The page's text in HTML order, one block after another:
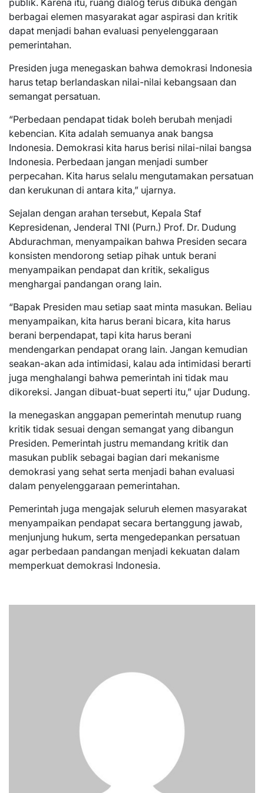
publik. Karena itu, ruang dialog terus dibuka dengan
berbagai elemen masyarakat agar aspirasi dan kritik
dapat menjadi bahan evaluasi penyelenggaraan
pemerintahan.
Presiden juga menegaskan bahwa demokrasi Indonesia
harus tetap berlandaskan nilai-nilai kebangsaan dan
semangat persatuan.
“Perbedaan pendapat tidak boleh berubah menjadi
kebencian. Kita adalah semuanya anak bangsa
Indonesia. Demokrasi kita harus berisi nilai-nilai bangsa
Indonesia. Perbedaan jangan menjadi sumber
perpecahan. Kita harus selalu mengutamakan persatuan
dan kerukunan di antara kita,” ujarnya.
Sejalan dengan arahan tersebut, Kepala Staf
Kepresidenan, Jenderal TNI (Purn.) Prof. Dr. Dudung
Abdurachman, menyampaikan bahwa Presiden secara
konsisten mendorong setiap pihak untuk berani
menyampaikan pendapat dan kritik, sekaligus
menghargai pandangan orang lain.
“Bapak Presiden mau setiap saat minta masukan. Beliau
menyampaikan, kita harus berani bicara, kita harus
berani berpendapat, tapi kita harus berani
mendengarkan pendapat orang lain. Jangan kemudian
seakan-akan ada intimidasi, kalau ada intimidasi berarti
juga menghalangi bahwa pemerintah ini tidak mau
dikoreksi. Jangan dibuat-buat seperti itu,” ujar Dudung.
Ia menegaskan anggapan pemerintah menutup ruang
kritik tidak sesuai dengan semangat yang dibangun
Presiden. Pemerintah justru memandang kritik dan
masukan publik sebagai bagian dari mekanisme
demokrasi yang sehat serta menjadi bahan evaluasi
dalam penyelenggaraan pemerintahan.
Pemerintah juga mengajak seluruh elemen masyarakat
menyampaikan pendapat secara bertanggung jawab,
menjunjung hukum, serta mengedepankan persatuan
agar perbedaan pandangan menjadi kekuatan dalam
memperkuat demokrasi Indonesia.